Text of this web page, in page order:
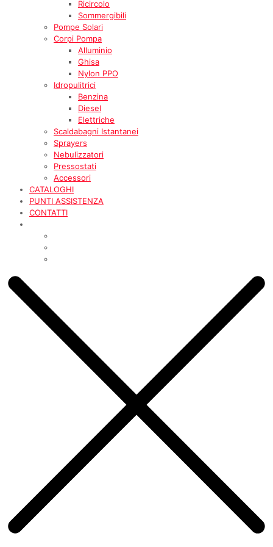
Ricircolo
Sommergibili
Pompe Solari
Corpi Pompa
Alluminio
Ghisa
Nylon PPO
Idropulitrici
Benzina
Diesel
Elettriche
Scaldabagni Istantanei
Sprayers
Nebulizzatori
Pressostati
Accessori
CATALOGHI
PUNTI ASSISTENZA
CONTATTI